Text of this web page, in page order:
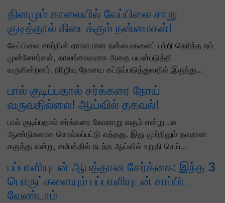
தினமும் காலையில் வேப்பிலை சாறு
குடித்தால் கிடைக்கும் நன்மைகள்!
வேப்பிலை சாற்றின் ஏராளமான நன்மைகளைப் பற்றி தெரிந்த நம்
முன்னோர்கள், காலங்காலமாக அதை பயன்படுத்தி
வருகின்றனர். நீரிழிவு நோயை கட்டுப்படுத்துவதில் இருந்து…
பால் குடிப்பதால் சர்க்கரை நோய்
வருவதில்லை! ஆய்வில் தகவல்!
பால் குடிப்பதால் சர்க்கரை கோளாறு வரும் என்று பல
ஆண்டுகளாக சொல்லப்பட்டு வந்தது. இது முற்றிலும் தவறான
கருத்து என்று, சமீபத்தில் நடந்த ஆய்வில் உறுதி செய்…
பப்பாளியுடன் ஆபத்தான சேர்க்கை: இந்த 3
பொருட்களையும் பப்பாளியுடன் சாப்பிட
வேண்டாம்